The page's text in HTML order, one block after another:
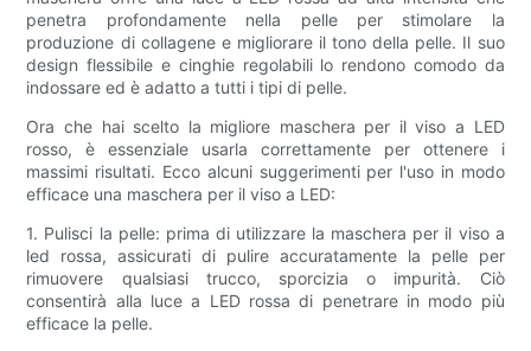
penetra profondamente nella pelle per stimolare la
produzione di collagene e migliorare il tono della pelle. Il suo
design flessibile e cinghie regolabili lo rendono comodo da
indossare ed è adatto a tutti i tipi di pelle.
Ora che hai scelto la migliore maschera per il viso a LED
rosso, è essenziale usarla correttamente per ottenere i
massimi risultati. Ecco alcuni suggerimenti per l'uso in modo
efficace una maschera per il viso a LED:
1. Pulisci la pelle: prima di utilizzare la maschera per il viso a
led rossa, assicurati di pulire accuratamente la pelle per
rimuovere qualsiasi trucco, sporcizia o impurità. Ciò
consentirà alla luce a LED rossa di penetrare in modo più
efficace la pelle.